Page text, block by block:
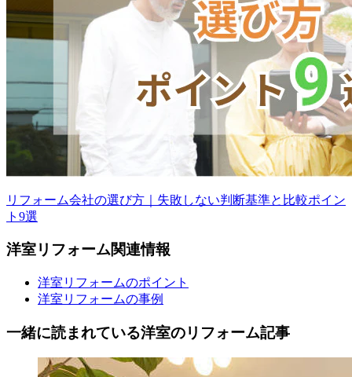
リフォーム会社の選び方｜失敗しない判断基準と比較ポイン
ト9選
洋室リフォーム関連情報
洋室リフォームのポイント
洋室リフォームの事例
一緒に読まれている洋室のリフォーム記事